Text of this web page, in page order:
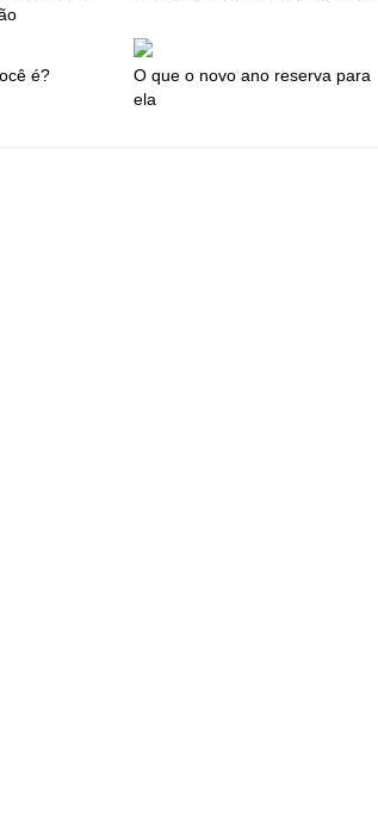
é?
O que o novo ano reserva para
ela